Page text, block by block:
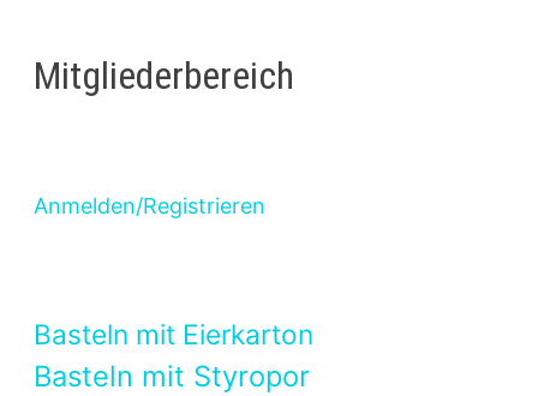
Mitgliederbereich
Anmelden/Registrieren
Basteln mit Eierkarton
Basteln mit Styropor